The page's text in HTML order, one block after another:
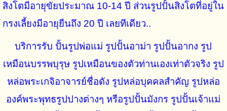
สิงโตมีอายุขัยประมาณ 10-14 ปี ส่วนรูปปั้นสิงโตที่อยู่ใน
กรงเลี้ยงมีอายุยืนถึง 20 ปี เลยทีเดียว..
บริการรับ ปั้นรูปพ่อแม่ รูปปั้นอาม่า รูปปั้นอากง รูป
เหมือนบรรพบุรุษ รูปเหมือนของตัวท่านเองเท่าตัวจริง รูป
หล่อพระเกจิอาจารย์ชื่อดัง รูปหล่อบุคคลสำคัญ รูปหล่อ
องค์พระพุทธรูปปางต่างๆ หรือรูปปั้นมังกร รูปปั้นเจ้าแม่